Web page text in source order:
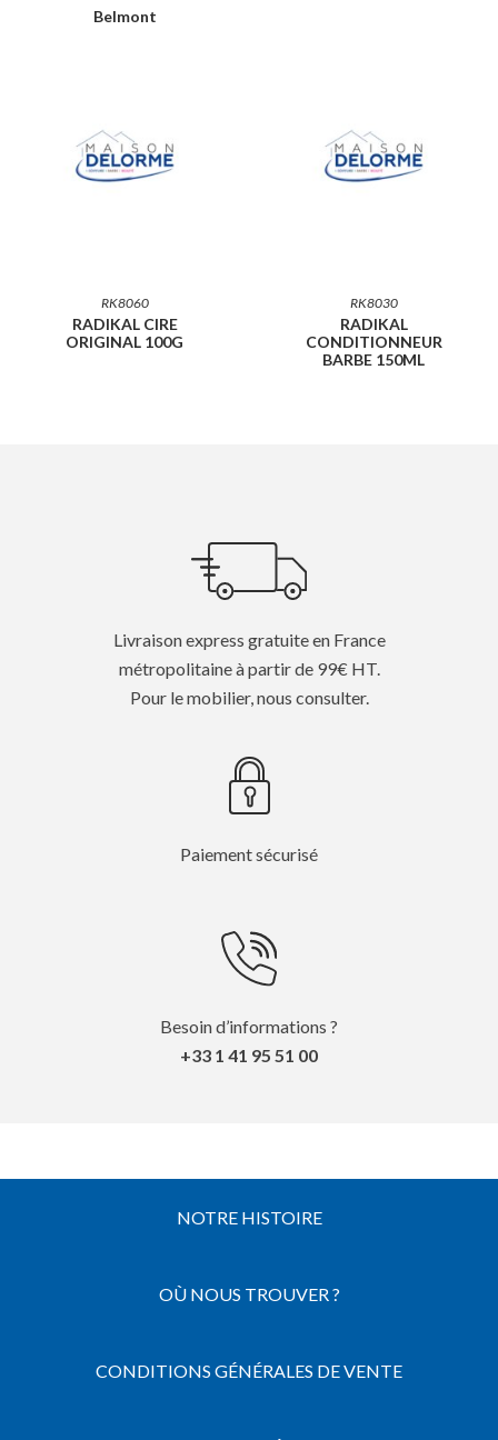
Belmont
RK8060
RADIKAL CIRE
ORIGINAL 100G
RK8030
RADIKAL
CONDITIONNEUR
BARBE 150ML
Livraison express gratuite en France
métropolitaine à partir de 99€ HT.
Pour le mobilier, nous consulter.
Paiement sécurisé
Besoin d’informations ?
+33 1 41 95 51 00
NOTRE HISTOIRE
OÙ NOUS TROUVER ?
CONDITIONS GÉNÉRALES DE VENTE